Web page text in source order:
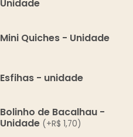
Unidade
Mini Quiches - Unidade
Esfihas - unidade
Bolinho de Bacalhau -
Unidade (+R$ 1,70)